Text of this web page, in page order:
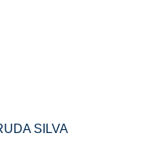
SILVA